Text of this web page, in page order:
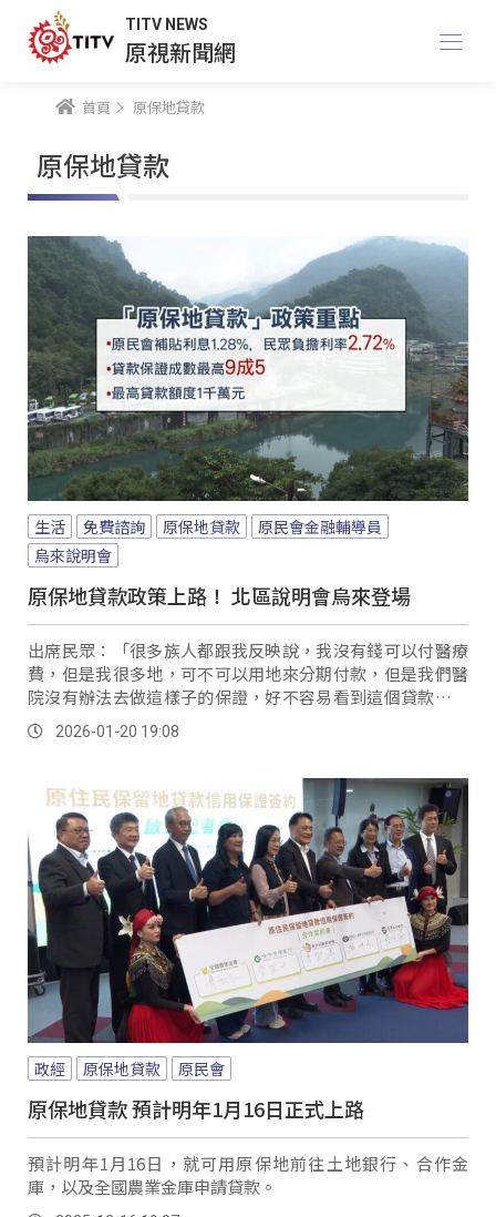
TITV NEWS
原視新聞網
首頁 原保地貸款
原保地貸款
生活 免費諮詢 原保地貸款
原民會金融輔導員
烏來說明會
原保地貸款政策上路！ 北區說明會烏來登場
出席民眾：「很多族人都跟我反映說，我沒有錢可以付醫療
費，但是我很多地，可不可以用地來分期付款，但是我們醫
院沒有辦法去做這樣子的保證，好不容易看到這個貸款，特
別親自來跟各位長官，說聲謝謝。
2026-01-20 19:08
政經 原保地貸款 原民會
原保地貸款 預計明年1月16日正式上路
預計明年1月16日，就可用原保地前往土地銀行、合作金
庫，以及全國農業金庫申請貸款。